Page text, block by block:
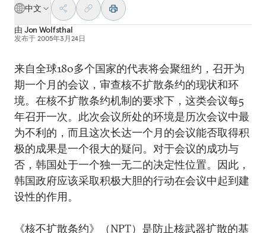
中文
由 Jon Wolfsthal
发布于 2005年3月24日
来自全球180多个国家的代表将会聚纽约，召开为
期一个月的会议，审查核不扩散条约的现状和环
境。在核不扩散条约机制的要求下，这类会议每5
年召开一次。此次会议所处的环境是历次会议中最
为不利的，而且这次长达一个月的会议能否取得积
极的成果是一个很大的疑问。对于会议的成功与
否，韩国处于一个独一无二的决定性位置。因此，
韩国政府应该采取积极大胆的行动在会议中起到建
设性的作用。
《核不扩散条约》（NPT）是防止核武器扩散的基